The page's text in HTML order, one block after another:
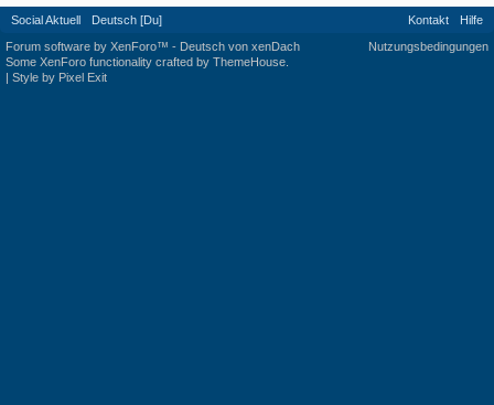
Social Aktuell Deutsch [Du] Kontakt
Hilfe
Nutzungsbedingungen
Forum software by XenForo™ - Deutsch von xenDach
Some XenForo functionality crafted by ThemeHouse
| Style by Pixel Exit